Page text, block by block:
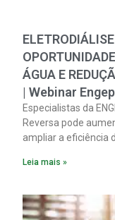
ÁGUA E
| Webinar
Especialistas da
Reversa pode
ampliar a eficiência
Leia mais »